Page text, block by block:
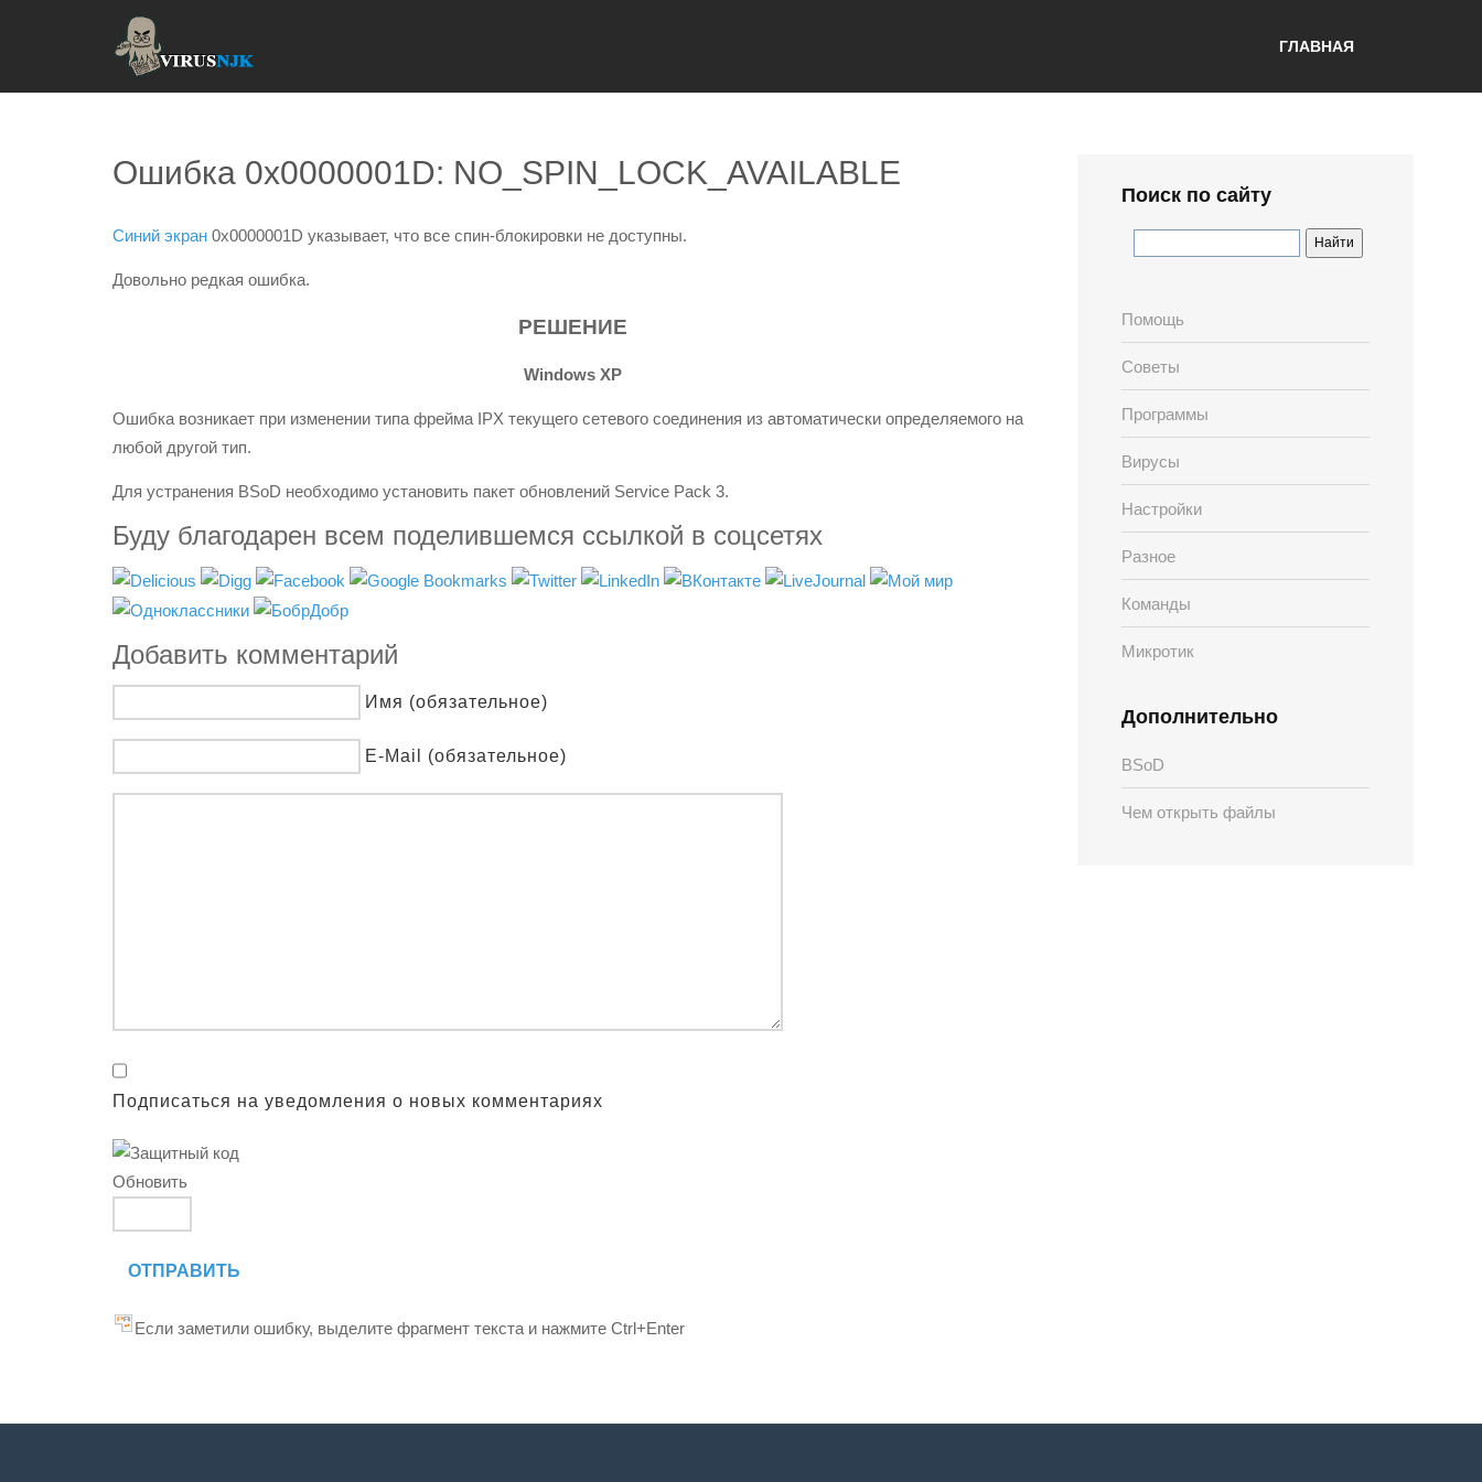
ГЛАВНАЯ
Ошибка 0x0000001D: NO_SPIN_LOCK_AVAILABLE
Синий экран 0x0000001D указывает, что все спин-блокировки не доступны.
Довольно редкая ошибка.
РЕШЕНИЕ
Windows XP
Ошибка возникает при изменении типа фрейма IPX текущего сетевого соединения из автоматически определяемого на
любой другой тип.
Для устранения BSoD необходимо установить пакет обновлений Service Pack 3.
Буду благодарен всем поделившемся ссылкой в соцсетях
Добавить комментарий
Имя (обязательное)
E-Mail (обязательное)
Подписаться на уведомления о новых комментариях
Обновить
ОТПРАВИТЬ
Если заметили ошибку, выделите фрагмент текста и нажмите Ctrl+Enter
Поиск по сайту
Помощь
Советы
Программы
Вирусы
Настройки
Разное
Команды
Микротик
Дополнительно
BSoD
Чем открыть файлы